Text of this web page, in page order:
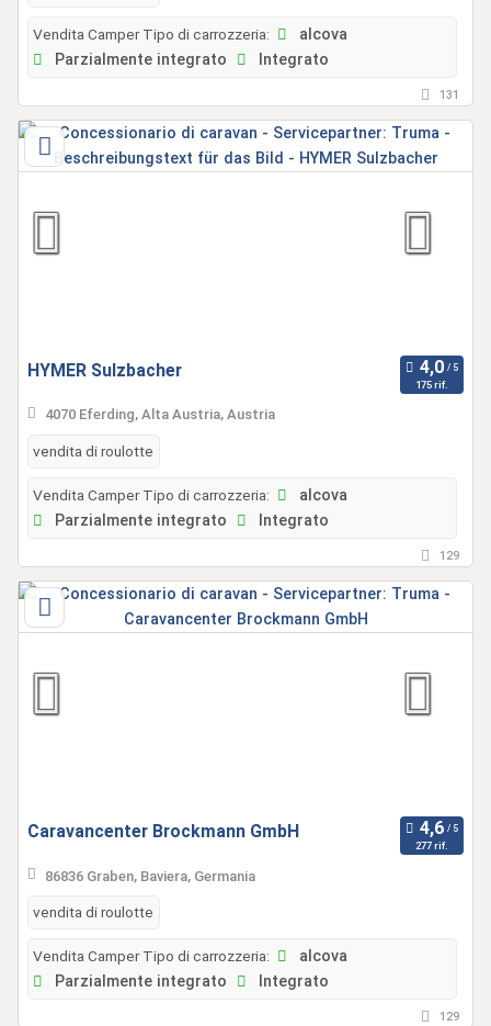
Vendita Camper Tipo di carrozzeria:
alcova
Parzialmente integrato
Integrato
131
HYMER Sulzbacher
175 rif.
4070 Eferding, Alta Austria, Austria
vendita di roulotte
Vendita Camper Tipo di carrozzeria:
alcova
Parzialmente integrato
Integrato
129
Caravancenter Brockmann GmbH
277 rif.
86836 Graben, Baviera, Germania
vendita di roulotte
Vendita Camper Tipo di carrozzeria:
alcova
Parzialmente integrato
Integrato
129